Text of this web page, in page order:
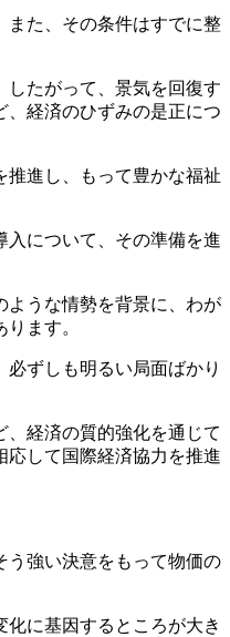
た、その条件はすでに整
たがって、景気を回復す
、経済のひずみの是正につ
進し、もって豊かな福祉
について、その準備を進
うな情勢を背景に、わが
ます。
ずしも明るい局面ばかり
経済の質的強化を通じて
して国際経済協力を推進
強い決意をもって物価の
に基因するところが大き